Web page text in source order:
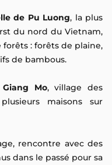
de Pu Luong, la plus
du nord du Vietnam,
: forêts de plaine,
de bambous.
Giang Mo, village des
maisons sur
rencontre avec des
dans le passé pour sa